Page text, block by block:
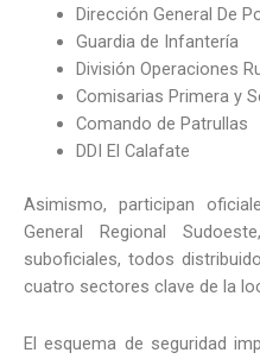
Dirección General De
Guardia de Infantería
División Operaciones
Comisarias Primera y
Comando de Patrullas
DDI El Calafate
Asimismo, participan
General Regional
suboficiales, todos
cuatro sectores clave de la
El esquema de seguridad